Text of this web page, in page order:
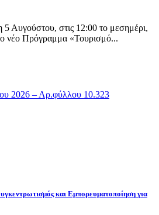
5 Αυγούστου, στις 12:00 το μεσημέρι,
νέο Πρόγραμμα «Τουρισμό...
2026 – Αρ.φύλλου 10.323
και Εμπορευματοποίηση για